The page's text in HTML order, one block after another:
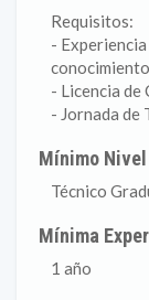
Requisitos:
-
- Licencia de
- Jornada de
Mínimo
Técnico
Mínima
1 año